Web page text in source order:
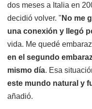
dos meses a Italia en
decidió volver. " No me
una conexión y llegó
vida. Me quedé
en el segundo
mismo día. Esa
este mundo natural y
añadió.